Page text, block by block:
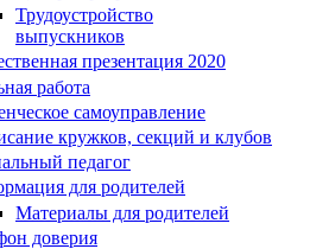
Трудоустройство
выпускников
презентация 2020
работа
самоуправление
кружков, секций и клубов
педагог
для родителей
Материалы для родителей
доверия